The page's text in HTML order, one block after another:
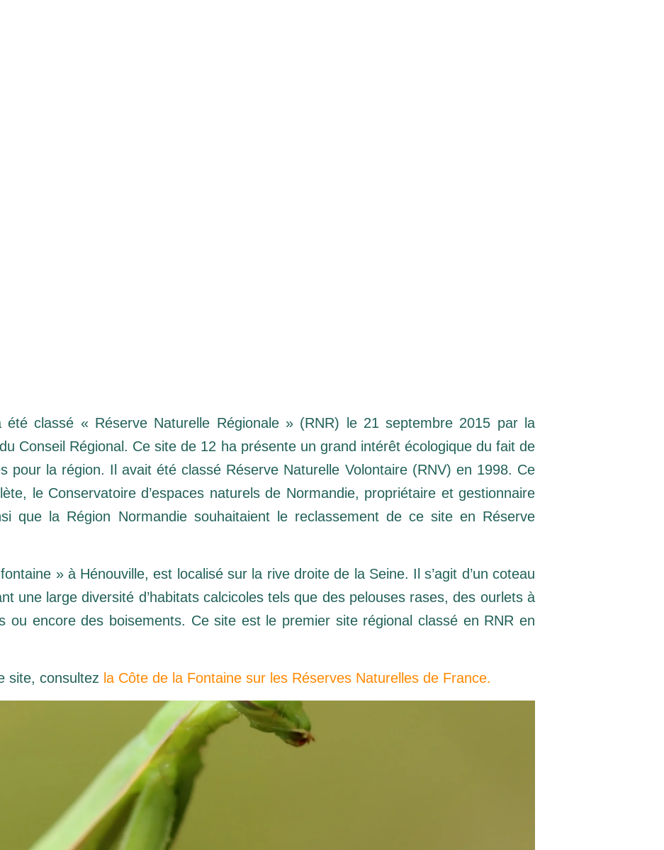
été classé « Réserve Naturelle Régionale » (RNR) le 21 septembre 2015 par la
Conseil Régional. Ce site de 12 ha présente un grand intérêt écologique du fait de
pour la région. Il avait été classé Réserve Naturelle Volontaire (RNV) en 1998. Ce
le Conservatoire d’espaces naturels de Normandie, propriétaire et gestionnaire
que la Région Normandie souhaitaient le reclassement de ce site en Réserve
» à Hénouville, est localisé sur la rive droite de la Seine. Il s’agit d’un coteau
une large diversité d’habitats calcicoles tels que des pelouses rases, des ourlets à
ou encore des boisements. Ce site est le premier site régional classé en RNR en
site, consultez la Côte de la Fontaine sur les Réserves Naturelles de France.